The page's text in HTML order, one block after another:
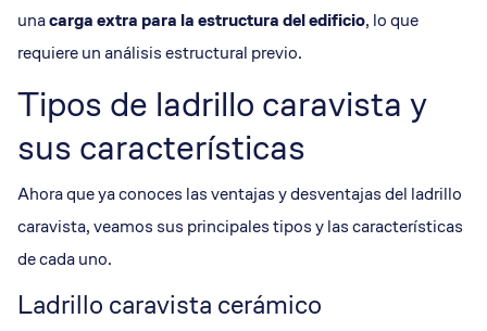
unacarga extra para la estructura del edificio, lo que
requiere un análisis estructural previo.
Tipos de ladrillo caravista y
sus características
Ahora que ya conoces las ventajas y desventajas del ladrillo
caravista, veamos sus principales tipos y las características
de cada uno.
Ladrillo caravista cerámico